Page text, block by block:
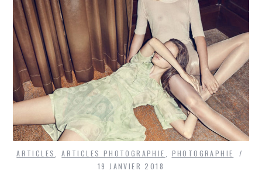
ARTICLES ,ARTICLES PHOTOGRAPHIE
PHOTOGRAPHIE
19 JANVIER 2018